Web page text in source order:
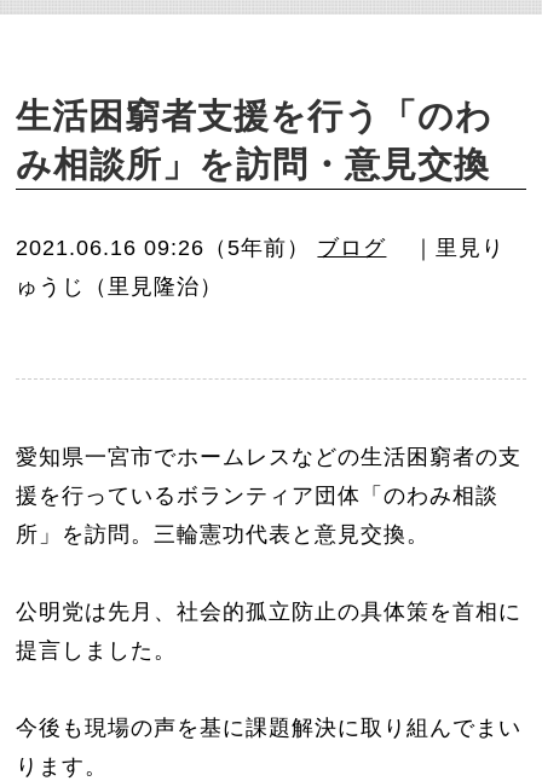
生活困窮者支援を行う「のわ
み相談所」を訪問・意見交換
2021.06.16 09:26（5年前） ブログ
｜里見り
ゅうじ（里見隆治）
愛知県一宮市でホームレスなどの生活困窮者の支
援を行っているボランティア団体「のわみ相談
所」を訪問。三輪憲功代表と意見交換。
公明党は先月、社会的孤立防止の具体策を首相に
提言しました。
今後も現場の声を基に課題解決に取り組んでまい
ります。